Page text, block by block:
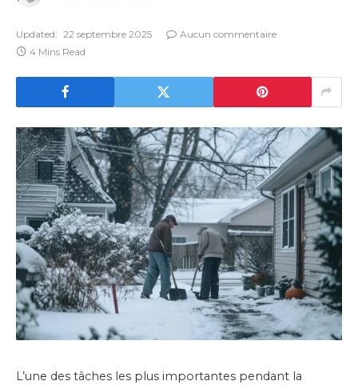
Updated: 22 septembre 2025
Aucun commentaire
4 Mins Read
L’une des tâches les plus importantes pendant la